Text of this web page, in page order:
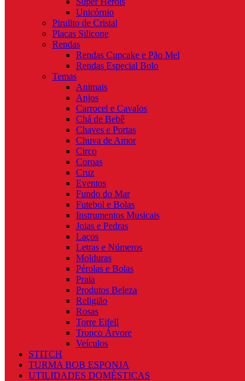
Unicórnio
Pirulito de Cristal
Placas Silicone
Rendas
Rendas Cupcake e Pão Mel
Rendas Especial Bolo
Temas
Animais
Anjos
Carrocel e Cavalos
Chá de Bebê
Chaves e Portas
Chuva de Amor
Circo
Coroas
Cruz
Eventos
Fundo do Mar
Futebol e Bolas
Instrumentos Musicais
Joias e Pedras
Laços
Letras e Números
Molduras
Pérolas e Bolas
Praia
Produtos Beleza
Religião
Rosas
Torre Eifell
Tronco Árvore
Veículos
STITCH
TURMA BOB ESPONJA
UTILIDADES DOMÉSTICAS